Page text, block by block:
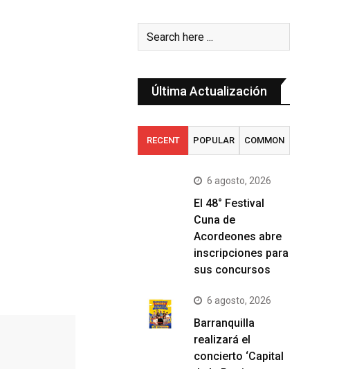
Última Actualización
RECENT POPULAR COMMON
6 agosto, 2026
El 48° Festival
Cuna de
Acordeones abre
inscripciones para
sus concursos
6 agosto, 2026
Barranquilla
realizará el
concierto ‘Capital